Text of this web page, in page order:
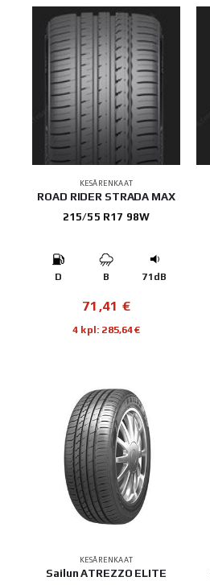
KESÄRENKAAT
ROAD RIDER STRADA MAX
215/55 R17 98W
D B 71dB
71,41 €
4 kpl: 285,64€
KESÄRENKAAT
Sailun ATREZZO ELITE